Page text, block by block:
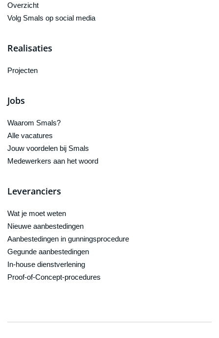
Overzicht
Volg Smals op social media
Realisaties
Projecten
Jobs
Waarom Smals?
Alle vacatures
Jouw voordelen bij Smals
Medewerkers aan het woord
Leveranciers
Wat je moet weten
Nieuwe aanbestedingen
Aanbestedingen in gunningsprocedure
Gegunde aanbestedingen
In-house dienstverlening
Proof-of-Concept-procedures